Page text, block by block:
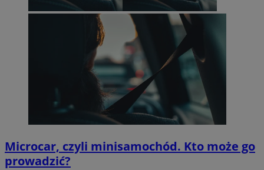
Microcar, czyli minisamochód. Kto może go
prowadzić?